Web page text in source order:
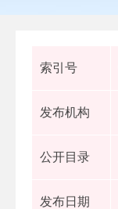
索引号
发布机构
公开目录
发布日期